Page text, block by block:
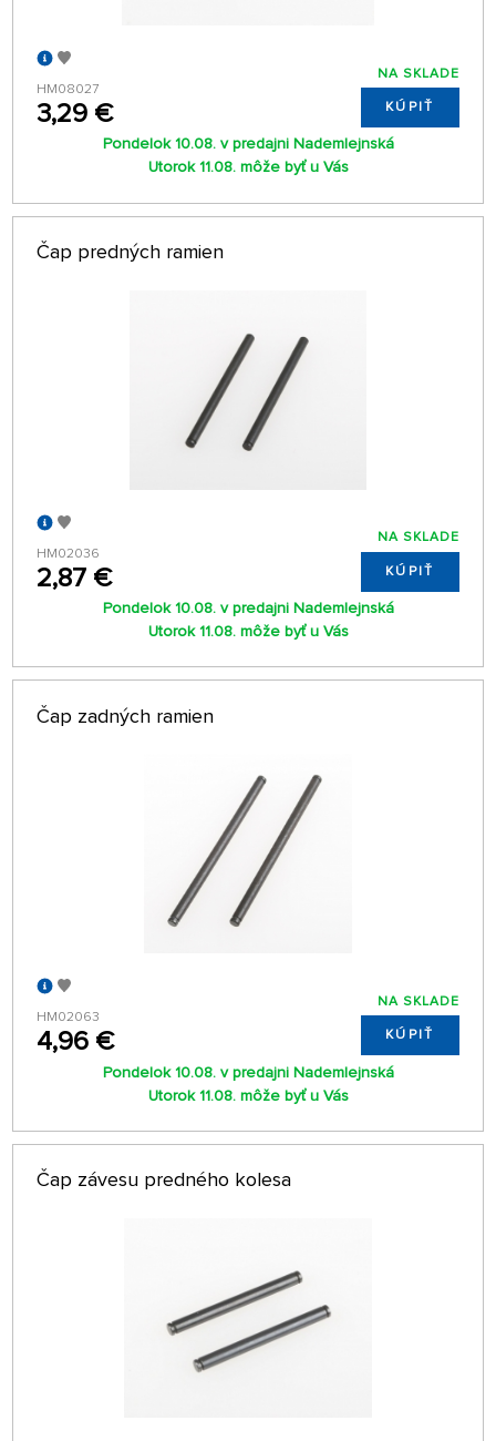
HM08027
3,29 €
NA SKLADE
KÚPIŤ
Pondelok 10.08. v predajni Nademlejnská
Utorok 11.08. môže byť u Vás
Čap predných ramien
HM02036
2,87 €
NA SKLADE
KÚPIŤ
Pondelok 10.08. v predajni Nademlejnská
Utorok 11.08. môže byť u Vás
Čap zadných ramien
HM02063
4,96 €
NA SKLADE
KÚPIŤ
Pondelok 10.08. v predajni Nademlejnská
Utorok 11.08. môže byť u Vás
Čap závesu predného kolesa